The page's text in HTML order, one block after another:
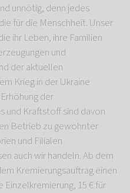
unnötig, denn jedes
für die Menschheit. Unser
ihr Leben, ihre Familien
und
der aktuellen
Krieg in der Ukraine
der
und Kraftstoff sind davon
Betrieb zu gewohnter
und Filialen
auch wir handeln. Ab dem
Kremierungsauftrag einen
Einzelkremierung, 15 € für